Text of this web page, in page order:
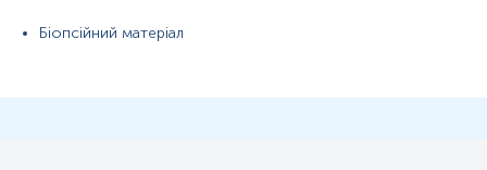
Біопсійний матеріал